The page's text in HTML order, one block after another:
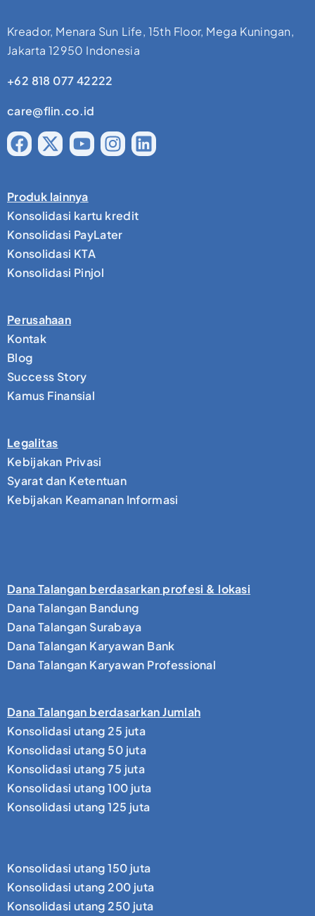
Kreador, Menara Sun Life, 15th Floor, Mega Kuningan,
Jakarta 12950 Indonesia
+62 818 077 42222
care@flin.co.id
Produk lainnya
Konsolidasi kartu kredit
Konsolidasi PayLater
Konsolidasi KTA
Konsolidasi Pinjol
Perusahaan
Kontak
Blog
Success Story
Kamus Finansial
Legalitas
Kebijakan Privasi
Syarat dan Ketentuan
Kebijakan Keamanan Informasi
Dana Talangan berdasarkan profesi & lokasi
Dana Talangan Bandung
Dana Talangan Surabaya
Dana Talangan Karyawan Bank
Dana Talangan Karyawan Professional
Dana Talangan berdasarkan Jumlah
Konsolidasi utang 25 juta
Konsolidasi utang 50 juta
Konsolidasi utang 75 juta
Konsolidasi utang 100 juta
Konsolidasi utang 125 juta
Konsolidasi utang 150 juta
Konsolidasi utang 200 juta
Konsolidasi utang 250 juta